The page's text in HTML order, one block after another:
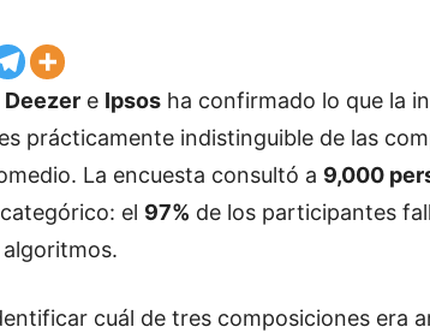
Deezer e Ipsos ha confirmado lo que la
es prácticamente indistinguible de las
La encuesta consultó a 9,000
el 97% de los participantes
cuál de tres composiciones era